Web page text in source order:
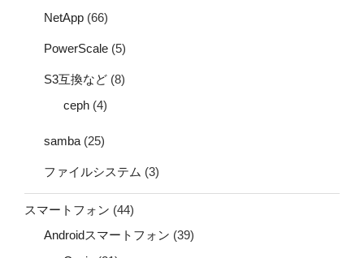
NetApp (66)
PowerScale (5)
S3互換など (8)
ceph (4)
samba (25)
ファイルシステム (3)
スマートフォン (44)
Androidスマートフォン (39)